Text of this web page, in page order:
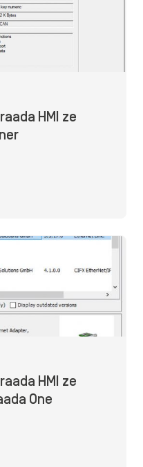
HMI ze
HMI ze
One